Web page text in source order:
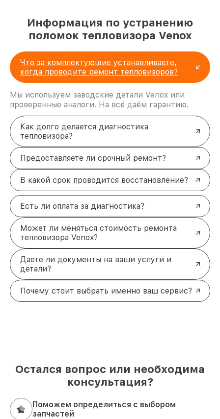
Информация по устранению
поломок тепловизора Venox
Что за комплектующие устанавливаете,
когда проводите ремонт тепловизоров?
Мы используем заводские детали Venox или
проверенные аналоги. На всё даём гарантию.
Как долго делается диагностика
тепловизора?
Предоставляете ли срочный ремонт?
В какой срок проводится восстановление?
Есть ли оплата за диагностика?
Может ли меняться стоимость ремонта
тепловизора Venox?
Даете ли документы на ваши услуги и
детали?
Почему стоит выбрать именно ваш сервис?
Остался вопрос или необходима
консультация?
Поможем определиться с выбором
запчастей